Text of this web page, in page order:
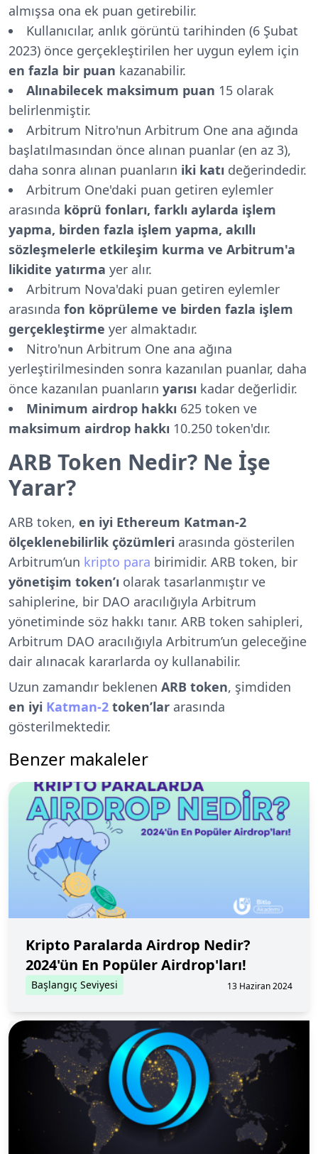
almışsa ona ek puan getirebilir.
Kullanıcılar, anlık görüntü tarihinden (6 Şubat
2023) önce gerçekleştirilen her uygun eylem için
en fazla bir puan kazanabilir.
Alınabilecek maksimum puan 15 olarak
belirlenmiştir.
Arbitrum Nitro'nun Arbitrum One ana ağında
başlatılmasından önce alınan puanlar (en az 3),
daha sonra alınan puanların iki katı değerindedir.
Arbitrum One'daki puan getiren eylemler
arasında köprü fonları, farklı aylarda işlem
yapma, birden fazla işlem yapma, akıllı
sözleşmelerle etkileşim kurma ve Arbitrum'a
likidite yatırma yer alır.
Arbitrum Nova'daki puan getiren eylemler
arasında fon köprüleme ve birden fazla işlem
gerçekleştirme yer almaktadır.
Nitro'nun Arbitrum One ana ağına
yerleştirilmesinden sonra kazanılan puanlar, daha
önce kazanılan puanların yarısı kadar değerlidir.
Minimum airdrop hakkı 625 token ve
maksimum airdrop hakkı 10.250 token'dır.
ARB Token Nedir? Ne İşe
Yarar?
ARB token, en iyi Ethereum Katman-2
ölçeklenebilirlik çözümleri arasında gösterilen
Arbitrum’un kripto para birimidir. ARB token, bir
yönetişim token’ı olarak tasarlanmıştır ve
sahiplerine, bir DAO aracılığıyla Arbitrum
yönetiminde söz hakkı tanır. ARB token sahipleri,
Arbitrum DAO aracılığıyla Arbitrum’un geleceğine
dair alınacak kararlarda oy kullanabilir.
Uzun zamandır beklenen ARB token, şimdiden
en iyi Katman-2 token’lar arasında
gösterilmektedir.
Benzer makaleler
Kripto Paralarda Airdrop Nedir?
2024'ün En Popüler Airdrop'ları!
Başlangıç Seviyesi 13 Haziran 2024